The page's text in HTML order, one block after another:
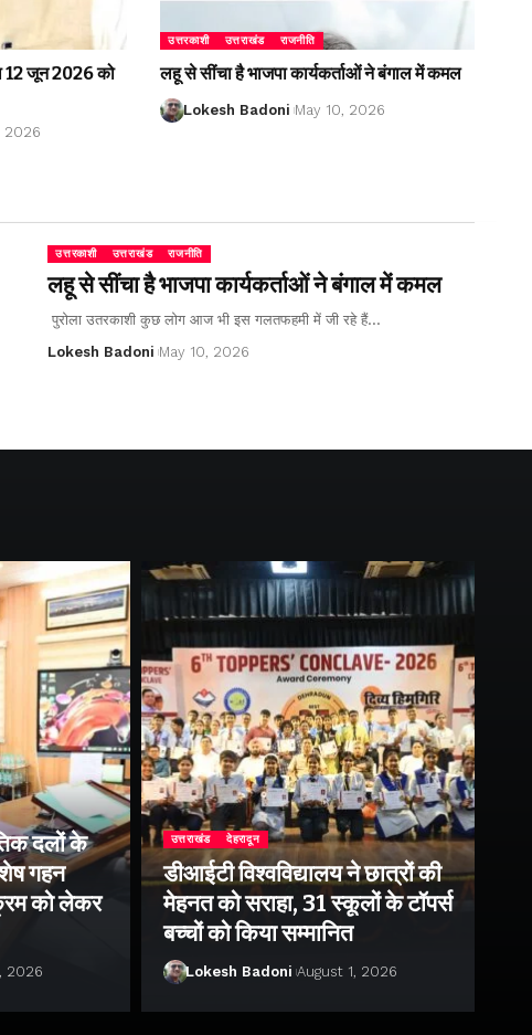
12 जून 2026 को
2026
उत्तरकाशी उत्तराखंड राजनीति
लहू से सींचा है भाजपा कार्यकर्ताओं ने बंगाल में कमल
Lokesh Badoni May 10, 2026
उत्तरकाशी उत्तराखंड राजनीति
लहू से सींचा है भाजपा कार्यकर्ताओं ने बंगाल में कमल
पुरोला उतरकाशी कुछ लोग आज भी इस गलतफहमी में जी रहे हैं…
Lokesh Badoni May 10, 2026
दलों के
गहन
को लेकर
2026
उत्तराखंड देहरादून
डीआईटी विश्वविद्यालय ने छात्रों की
मेहनत को सराहा, 31 स्कूलों के टॉपर्स
बच्चों को किया सम्मानित
Lokesh Badoni August 1, 2026